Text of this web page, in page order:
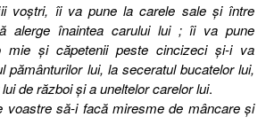
voştri, îi va pune la carele sale şi între
alerge înaintea carului lui ; îi va pune
mie şi căpetenii peste cincizeci şi-i va
pământurilor lui, la seceratul bucatelor lui,
de război şi a uneltelor carelor lui.
voastre să-i facă miresme de mâncare şi